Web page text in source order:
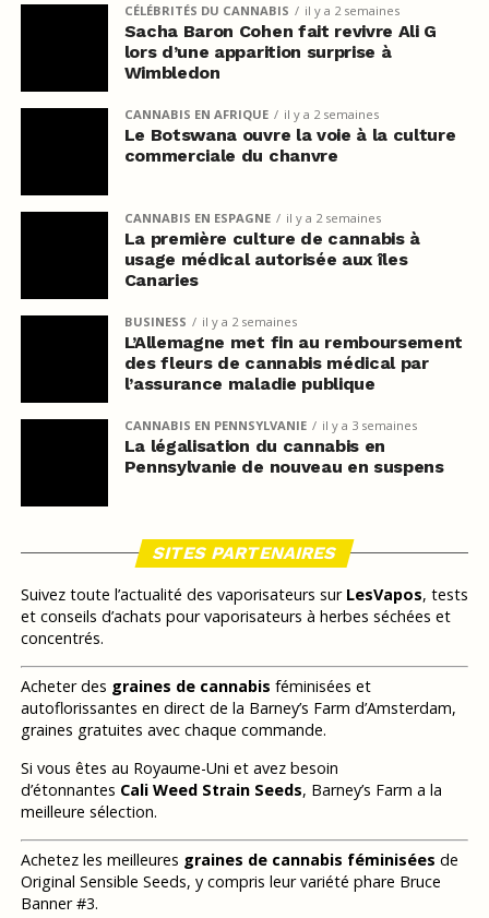
CÉLÉBRITÉS DU CANNABIS il y a 2 semaines
Sacha Baron Cohen fait revivre Ali G
lors d’une apparition surprise à
Wimbledon
CANNABIS EN AFRIQUE il y a 2 semaines
Le Botswana ouvre la voie à la culture
commerciale du chanvre
CANNABIS EN ESPAGNE il y a 2 semaines
La première culture de cannabis à
usage médical autorisée aux îles
Canaries
BUSINESS il y a 2 semaines
L’Allemagne met fin au remboursement
des fleurs de cannabis médical par
l’assurance maladie publique
CANNABIS EN PENNSYLVANIE il y a 3 semaines
La légalisation du cannabis en
Pennsylvanie de nouveau en suspens
SITES PARTENAIRES
Suivez toute l’actualité des vaporisateurs sur LesVapos, tests
et conseils d’achats pour vaporisateurs à herbes séchées et
concentrés.
Acheter des graines de cannabis féminisées et
autoflorissantes en direct de la Barney’s Farm d’Amsterdam,
graines gratuites avec chaque commande.
Si vous êtes au Royaume-Uni et avez besoin
d’étonnantes Cali Weed Strain Seeds, Barney’s Farm a la
meilleure sélection.
Achetez les meilleures graines de cannabis féminisées de
Original Sensible Seeds, y compris leur variété phare Bruce
Banner #3.